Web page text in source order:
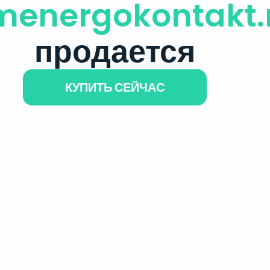
продается
КУПИТЬ СЕЙЧАС